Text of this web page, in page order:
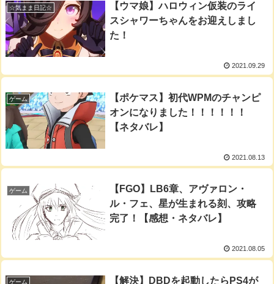
☆気まま日記☆
【ウマ娘】ハロウィン仮装のライ
スシャワーちゃんをお迎えしまし
た！
2021.09.29
ゲーム
【ポケマス】初代WPMのチャンピ
オンになりました！！！！！！
【ネタバレ】
2021.08.13
ゲーム
【FGO】LB6章、アヴァロン・
ル・フェ、星が生まれる刻、攻略
完了！【感想・ネタバレ】
2021.08.05
ゲーム
【解決】DBDを起動したらPS4が